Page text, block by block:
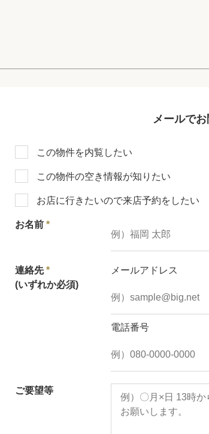
メールで
この物件を内覧したい
この物件の空き情報が知りたい
お店に行きたいので来店予約をしたい
お名前 *
連絡先*
(いずれか必須)
メールアドレス
電話番号
ご要望等